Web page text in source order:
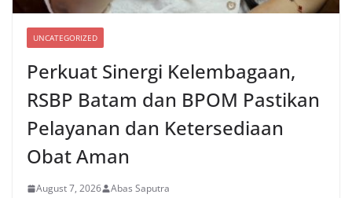
UNCATEGORIZED
Perkuat Sinergi Kelembagaan,
RSBP Batam dan BPOM Pastikan
Pelayanan dan Ketersediaan
Obat Aman
August 7, 2026 Abas Saputra